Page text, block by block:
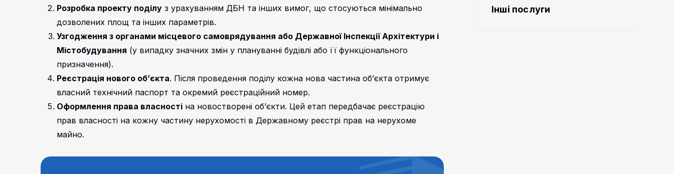
Розробка проекту поділу з урахуванням ДБН та інших вимог, що стосуються мінімально
дозволених площ та інших параметрів.
Узгодження з органами місцевого самоврядування або Державної Інспекції Архітектури і
Містобудування (у випадку значних змін у плануванні будівлі або її функціонального
призначення).
Реєстрація нового об’єкта. Після проведення поділу кожна нова частина об’єкта отримує
власний технічний паспорт та окремий реєстраційний номер.
Оформлення права власності на новостворені об’єкти. Цей етап передбачає реєстрацію
прав власності на кожну частину нерухомості в Державному реєстрі прав на нерухоме
майно.
Інші послуги